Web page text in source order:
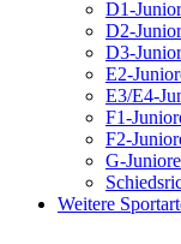
D1-
D2-
D3-
E2-
E3/E4-
F1-
F2-
G-
Weitere